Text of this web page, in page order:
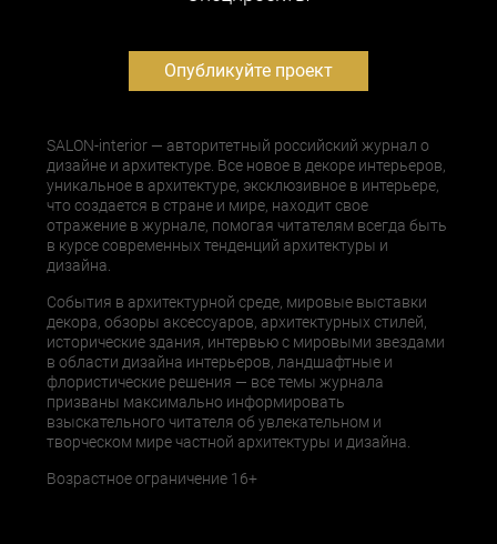
Опубликуйте проект
SALON-interior — авторитетный российский журнал о
дизайне и архитектуре. Все новое в декоре интерьеров,
уникальное в архитектуре, эксклюзивное в интерьере,
что создается в стране и мире, находит свое
отражение в журнале, помогая читателям всегда быть
в курсе современных тенденций архитектуры и
дизайна.
События в архитектурной среде, мировые выставки
декора, обзоры аксессуаров, архитектурных стилей,
исторические здания, интервью с мировыми звездами
в области дизайна интерьеров, ландшафтные и
флористические решения — все темы журнала
призваны максимально информировать
взыскательного читателя об увлекательном и
творческом мире частной архитектуры и дизайна.
Возрастное ограничение 16+